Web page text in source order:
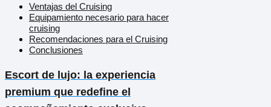
Ventajas del Cruising
Equipamiento necesario para hacer
cruising
Recomendaciones para el Cruising
Conclusiones
Escort de lujo: la experiencia
premium que redefine el